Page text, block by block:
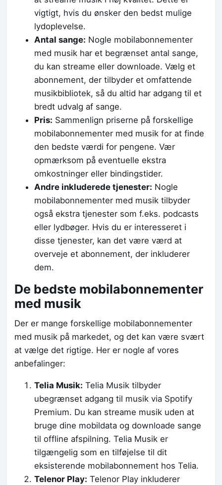
vigtigt, hvis du ønsker den bedst mulige
lydoplevelse.
Antal sange: Nogle mobilabonnementer
med musik har et begrænset antal sange,
du kan streame eller downloade. Vælg et
abonnement, der tilbyder et omfattende
musikbibliotek, så du altid har adgang til et
bredt udvalg af sange.
Pris: Sammenlign priserne på forskellige
mobilabonnementer med musik for at finde
den bedste værdi for pengene. Vær
opmærksom på eventuelle ekstra
omkostninger eller bindingstider.
Andre inkluderede tjenester: Nogle
mobilabonnementer med musik tilbyder
også ekstra tjenester som f.eks. podcasts
eller lydbøger. Hvis du er interesseret i
disse tjenester, kan det være værd at
overveje et abonnement, der inkluderer
dem.
De bedste mobilabonnementer
med musik
Der er mange forskellige mobilabonnementer
med musik på markedet, og det kan være svært
at vælge det rigtige. Her er nogle af vores
anbefalinger:
Telia Musik: Telia Musik tilbyder
ubegrænset adgang til musik via Spotify
Premium. Du kan streame musik uden at
bruge dine mobildata og downloade sange
til offline afspilning. Telia Musik er
tilgængelig som en tilføjelse til dit
eksisterende mobilabonnement hos Telia.
Telenor Play: Telenor Play inkluderer